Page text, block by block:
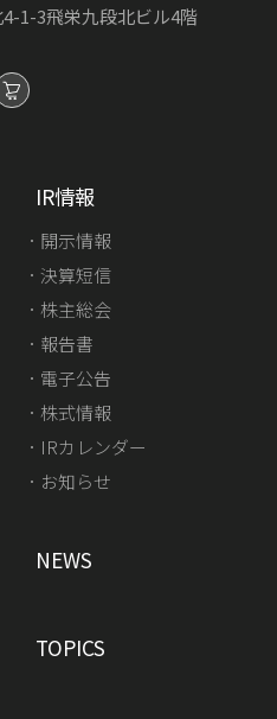
1-3飛栄九段北ビル4階
IR情報
開示情報
決算短信
株主総会
報告書
電子公告
株式情報
IRカレンダー
お知らせ
NEWS
TOPICS